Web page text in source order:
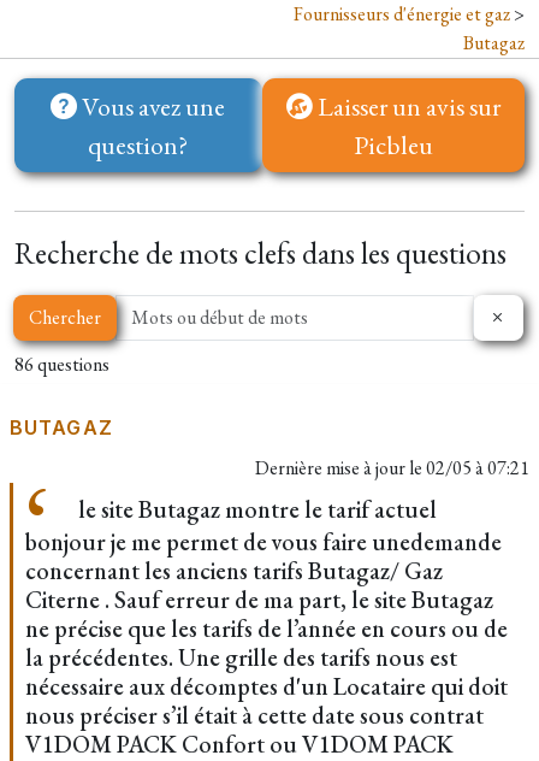
Fournisseurs d'énergie et gaz>
Butagaz
Vous avez une
question?
Laisser un avis sur
Picbleu
Recherche de mots clefs dans les questions
Chercher
86 questions
BUTAGAZ
Dernière mise à jour le02/05 à 07:21
le site Butagaz montre le tarif actuel
bonjour je me permet de vous faire unedemande
concernant les anciens tarifs Butagaz/ Gaz
Citerne . Sauf erreur de ma part, le site Butagaz
ne précise que les tarifs de l’année en cours ou de
la précédentes. Une grille des tarifs nous est
nécessaire aux décomptes d'un Locataire qui doit
nous préciser s’il était à cette date sous contrat
V1DOM PACK Confort ou V1DOM PACK